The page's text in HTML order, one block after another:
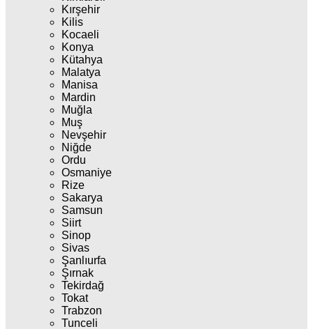
Kırşehir
Kilis
Kocaeli
Konya
Kütahya
Malatya
Manisa
Mardin
Muğla
Muş
Nevşehir
Niğde
Ordu
Osmaniye
Rize
Sakarya
Samsun
Siirt
Sinop
Sivas
Şanlıurfa
Şırnak
Tekirdağ
Tokat
Trabzon
Tunceli